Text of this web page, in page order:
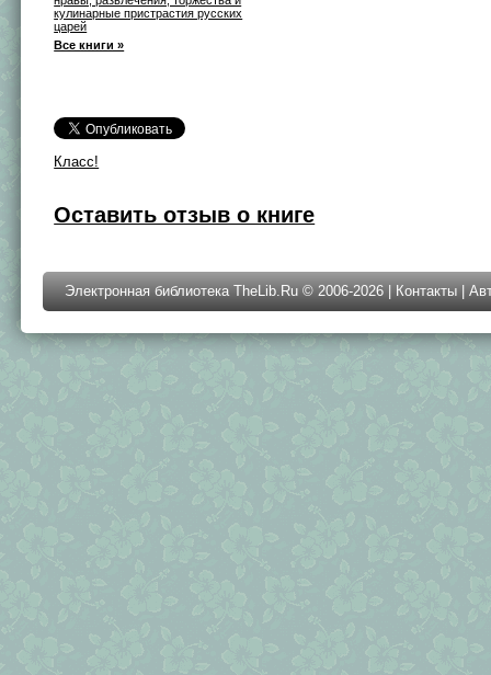
кулинарные пристрастия русских
царей
Все книги »
Класс!
Оставить отзыв о книге
Электронная библиотека TheLib.Ru © 2006-2026 | Контакты |